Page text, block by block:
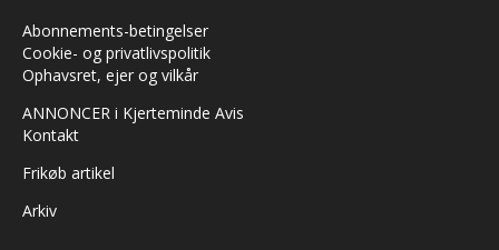
Abonnements-betingelser
Cookie- og privatlivspolitik
Ophavsret, ejer og vilkår
ANNONCER i Kjerteminde Avis
Kontakt
Frikøb artikel
Arkiv